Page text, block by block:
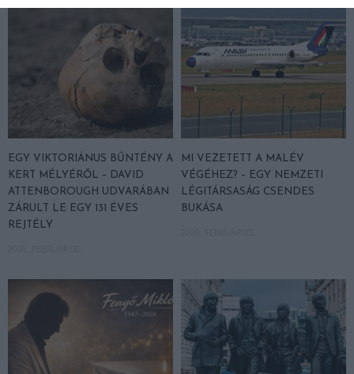
EGY VIKTORIÁNUS BŰNTÉNY A
KERT MÉLYÉRŐL – DAVID
ATTENBOROUGH UDVARÁBAN
ZÁRULT LE EGY 131 ÉVES
REJTÉLY
MI VEZETETT A MALÉV
VÉGÉHEZ? – EGY NEMZETI
LÉGITÁRSASÁG CSENDES
BUKÁSA